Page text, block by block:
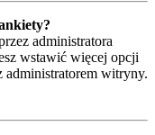
administratora
wstawić więcej opcji
witryny.